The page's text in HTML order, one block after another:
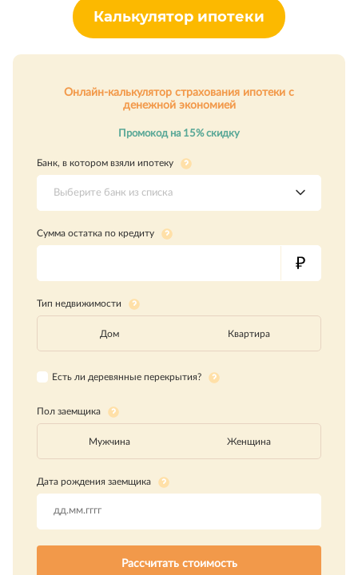
Калькулятор ипотеки
Онлайн-калькулятор страхования ипотеки с
денежной экономией
Промокод на 15% скидку
Банк, в котором взяли ипотеку
Выберите банк из списка
Сумма остатка по кредиту
Тип недвижимости
Дом Квартира
Есть ли деревянные перекрытия?
Пол заемщика
Мужчина Женщина
Дата рождения заемщика
Рассчитать стоимость